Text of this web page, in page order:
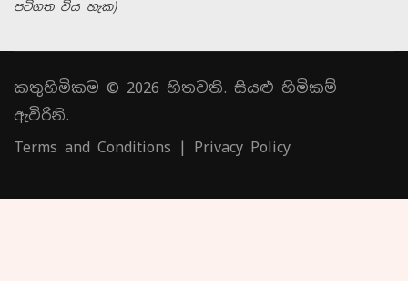
පටිගත විය හැක)
කතුහිමිකම © 2026 හිතවති. සියළු හිමිකම්
ඇවිරිනි.
Terms and Conditions | Privacy Policy